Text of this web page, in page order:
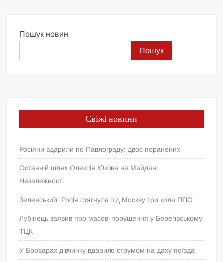
Пошук новин
Пошук
Свіжі новини
Росіяни вдарили по Павлограду: двоє поранених
Останній шлях Олексія Юкова на Майдані
Незалежності
Зеленський: Росія стягнула під Москву три кола ППО
Лубінець заявив про масові порушення у Берегівському
ТЦК
У Броварах дівчинку вдарило струмом на даху поїзда